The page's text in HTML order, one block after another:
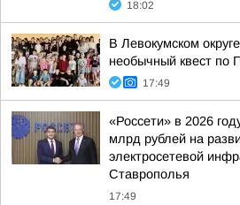
18:02
В Левокумском
необычный квест по
17:49
«Россети» в 2026
млрд рублей на
электросетевой
Ставрополья
17:49